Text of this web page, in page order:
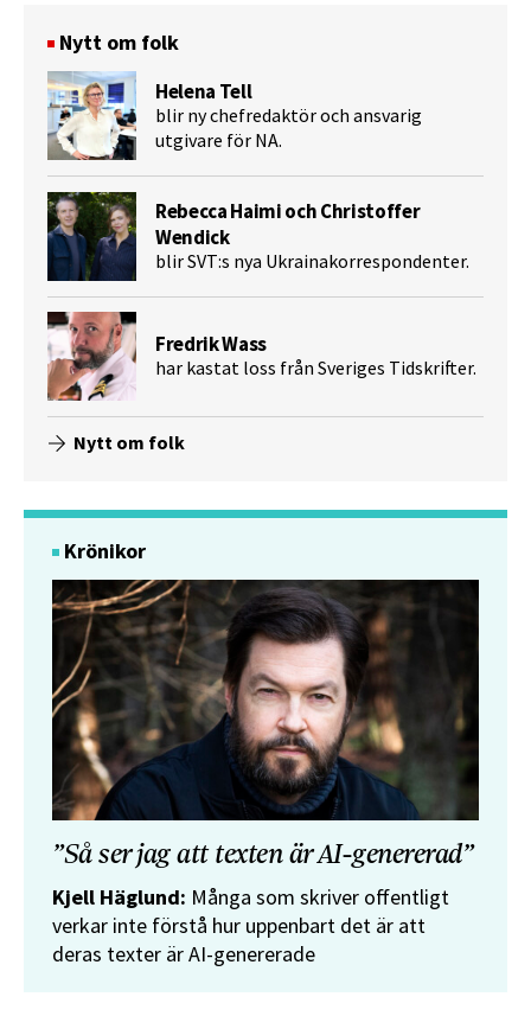
Nytt om folk
Helena Tell
blir ny chefredaktör och ansvarig
utgivare för NA.
Rebecca Haimi och Christoffer
Wendick
blir SVT:s nya Ukrainakorrespondenter.
Fredrik Wass
har kastat loss från Sveriges Tidskrifter.
Nytt om folk
Krönikor
”Så ser jag att texten är AI-genererad”
Kjell Häglund: Många som skriver offentligt
verkar inte förstå hur uppenbart det är att
deras texter är AI-genererade